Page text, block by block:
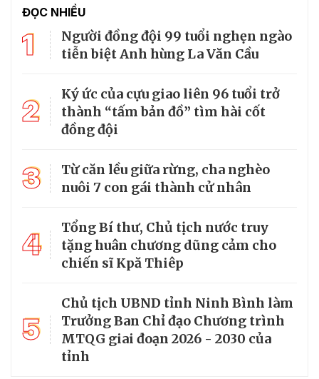
ĐỌC NHIỀU
1
Người đồng đội 99 tuổi nghẹn ngào
tiễn biệt Anh hùng La Văn Cầu
2
Ký ức của cựu giao liên 96 tuổi trở
thành “tấm bản đồ” tìm hài cốt
đồng đội
3
Từ căn lều giữa rừng, cha nghèo
nuôi 7 con gái thành cử nhân
4
Tổng Bí thư, Chủ tịch nước truy
tặng huân chương dũng cảm cho
chiến sĩ Kpă Thiêp
5
Chủ tịch UBND tỉnh Ninh Bình làm
Trưởng Ban Chỉ đạo Chương trình
MTQG giai đoạn 2026 - 2030 của
tỉnh